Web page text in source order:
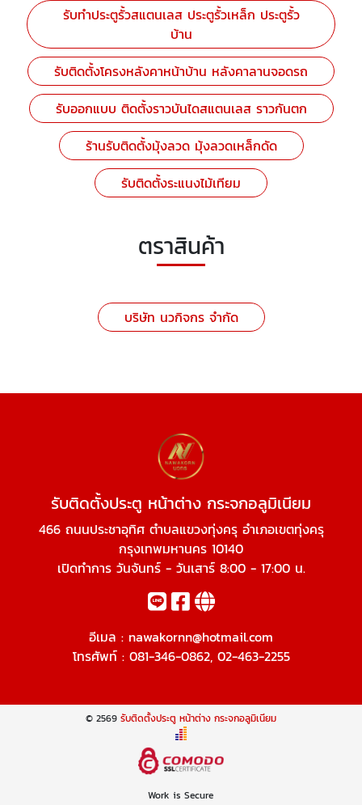
รับทำประตูรั้วสแตนเลส ประตูรั้วเหล็ก ประตูรั้ว
บ้าน
รับติดตั้งโครงหลังคาหน้าบ้าน หลังคาลานจอดรถ
รับออกแบบ ติดตั้งราวบันไดสแตนเลส ราวกันตก
ร้านรับติดตั้งมุ้งลวด มุ้งลวดเหล็กดัด
รับติดตั้งระแนงไม้เทียม
ตราสินค้า
บริษัท นวกิจกร จำกัด
รับติดตั้งประตู หน้าต่าง กระจกอลูมิเนียม
466 ถนนประชาอุทิศ ตำบลแขวงทุ่งครุ อำเภอเขตทุ่งครุ
กรุงเทพมหานคร 10140
เปิดทำการ วันจันทร์ - วันเสาร์ 8:00 - 17:00 น.
อีเมล : nawakornn@hotmail.com
โทรศัพท์ : 081-346-0862, 02-463-2255
© 2569 รับติดตั้งประตู หน้าต่าง กระจกอลูมิเนียม
Work is Secure